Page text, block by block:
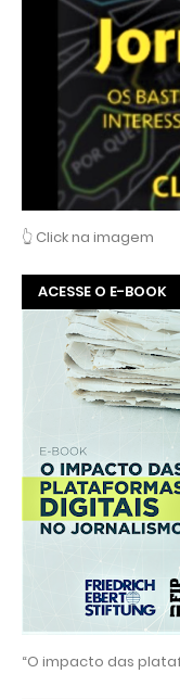
👆 Click na imagem
ACESSE O E-BOOK
“O impacto das